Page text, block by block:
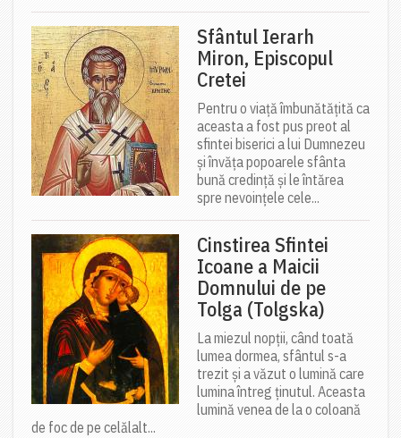
Sfântul Ierarh
Miron, Episcopul
Cretei
Pentru o viață îmbunătățită ca
aceasta a fost pus preot al
sfintei biserici a lui Dumnezeu
și învăța popoarele sfânta
bună credință și le întărea
spre nevoințele cele...
Cinstirea Sfintei
Icoane a Maicii
Domnului de pe
Tolga (Tolgska)
La miezul nopții, când toată
lumea dormea, sfântul s-a
trezit și a văzut o lumină care
lumina întreg ținutul. Aceasta
lumină venea de la o coloană
de foc de pe celălalt...